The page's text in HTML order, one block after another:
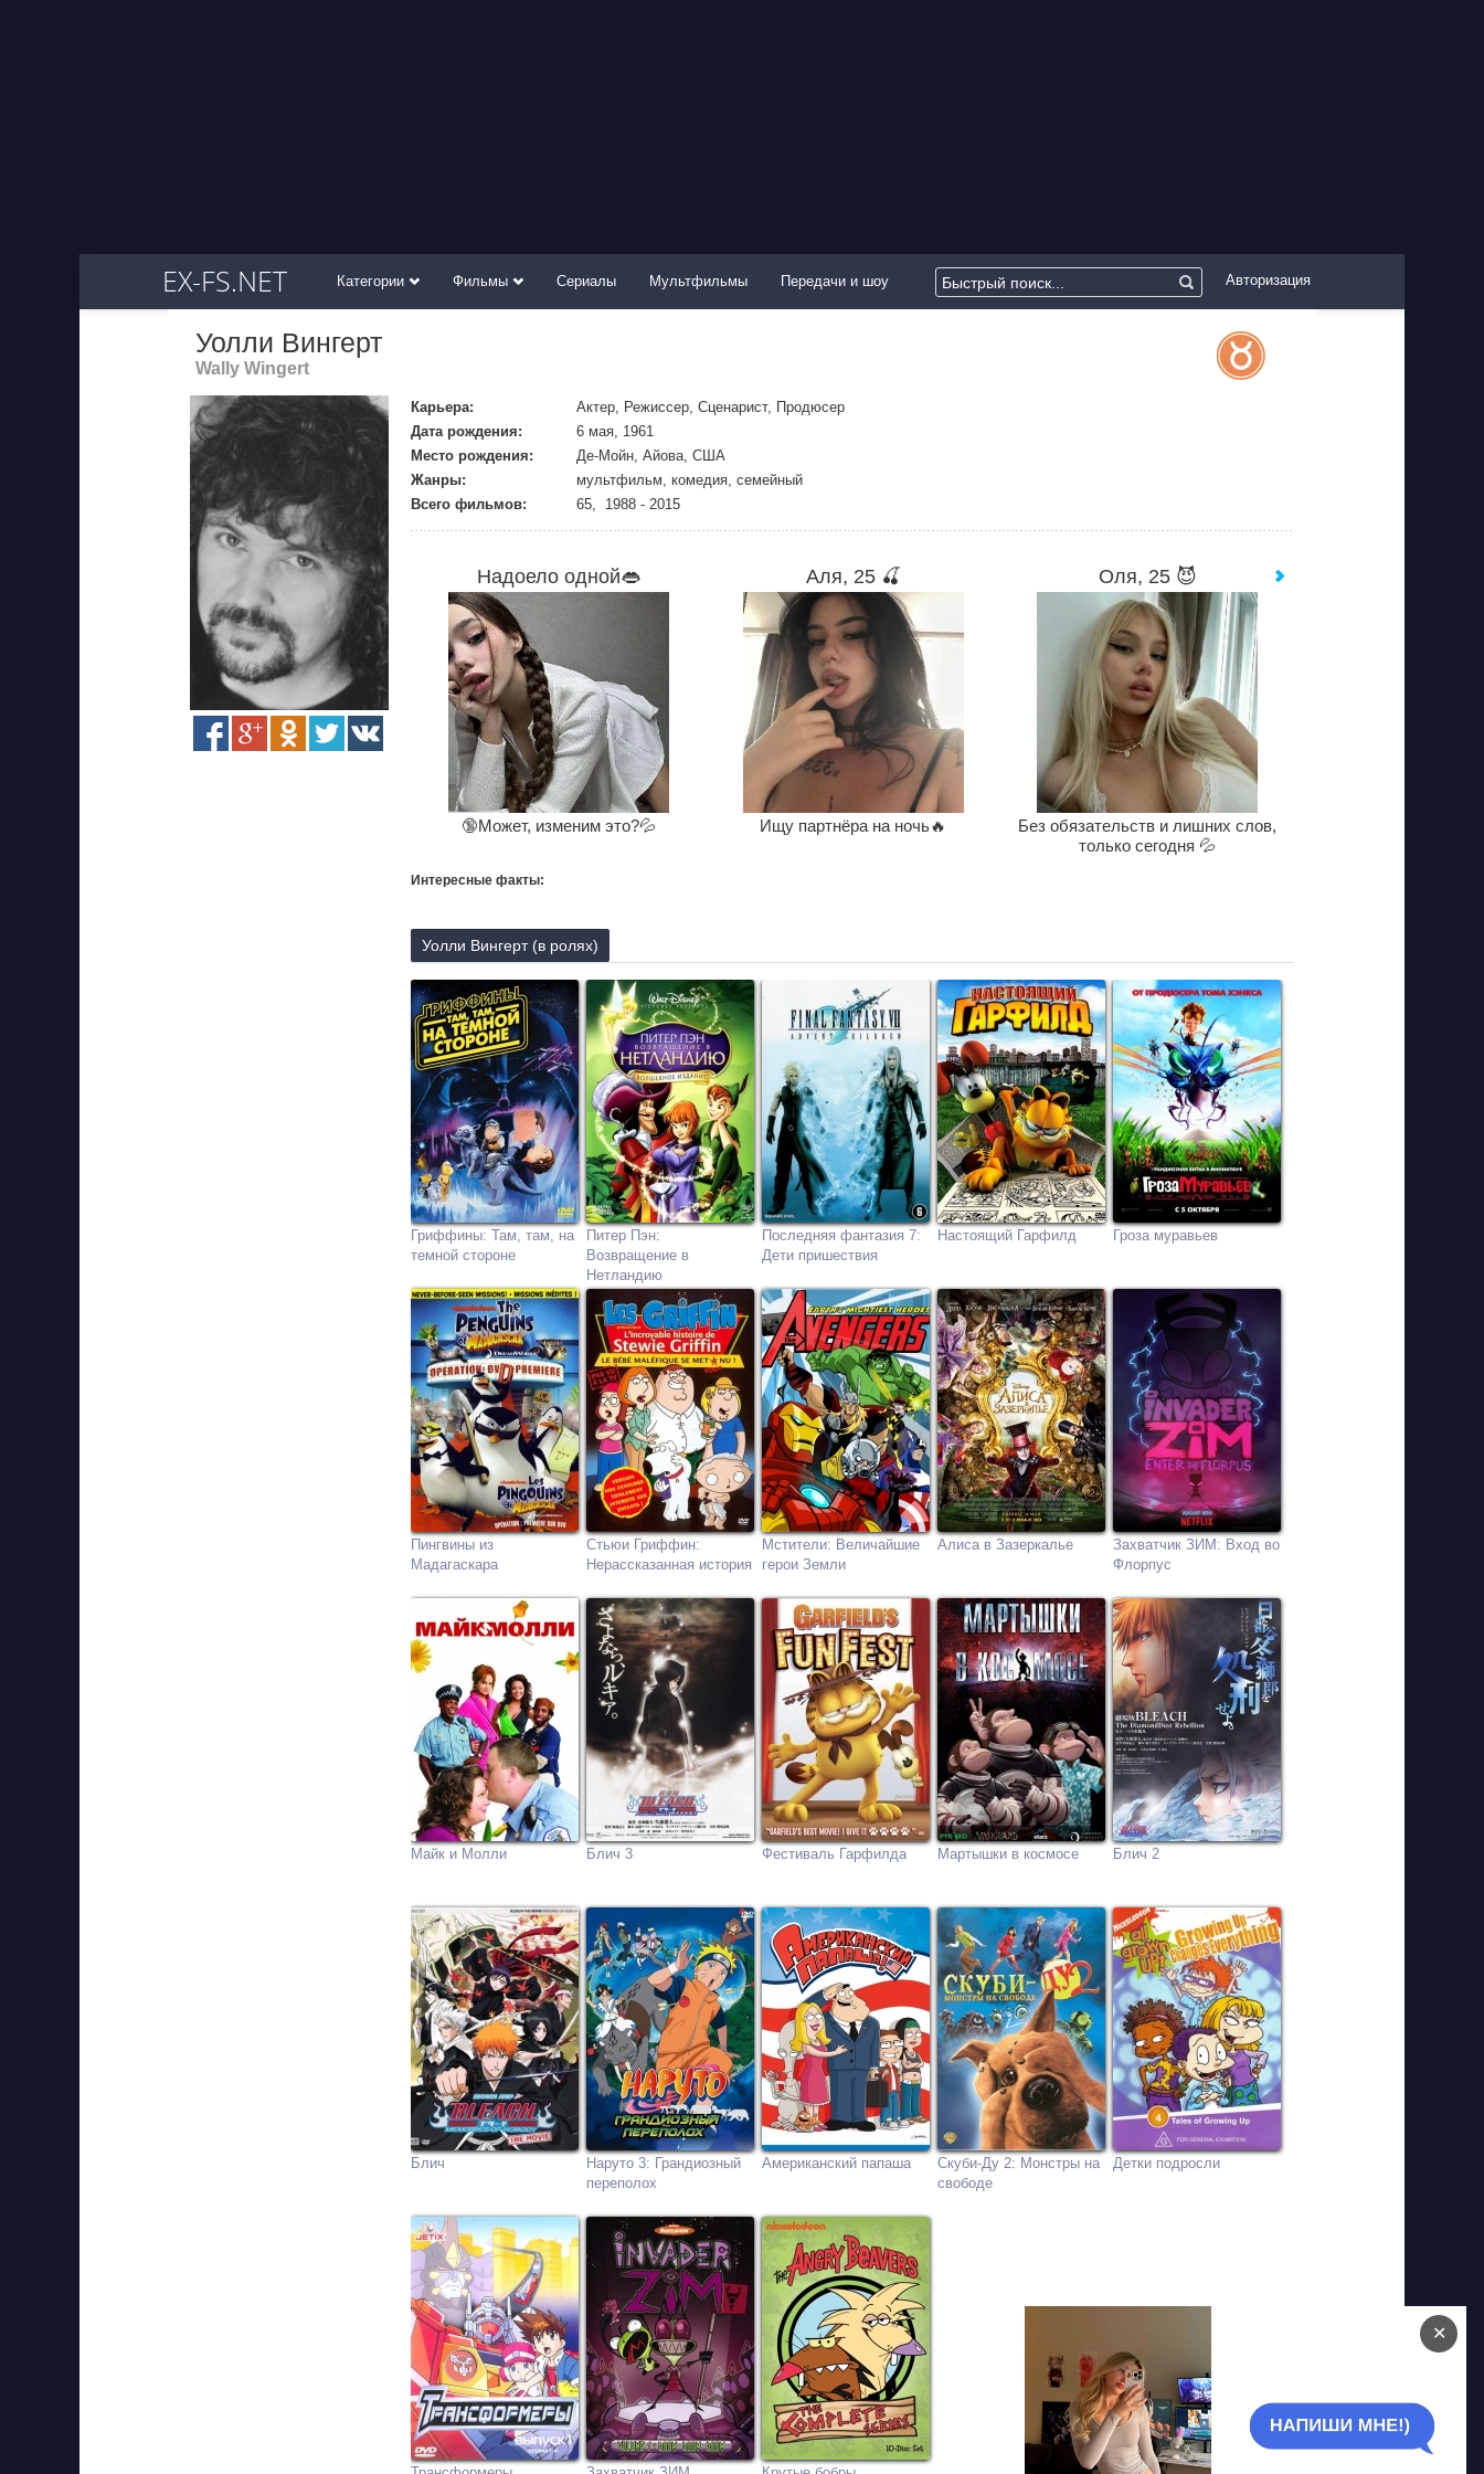
EX-FS.NET Категории Фильмы Сериалы Мультфильмы Передачи и шоу Авторизация
Уолли Вингерт
Wally Wingert
Карьера:
Актер, Режиссер, Сценарист, Продюсер
Дата рождения:
6 мая, 1961
Место рождения:
Де-Мойн, Айова, США
Жанры:
мультфильм, комедия, семейный
Всего фильмов:
65, 1988 - 2015
Надоело одной👄
🔞Может, изменим это?💦
Аля, 25 🍒
Ищу партнёра на ночь🔥
Оля, 25 😈
Без обязательств и лишних слов,
только сегодня 💦
Интересные факты:
Уолли Вингерт (в ролях)
Гриффины: Там, там, на
темной стороне
Питер Пэн:
Возвращение в
Нетландию
Последняя фантазия 7:
Дети пришествия
Настоящий Гарфилд Гроза муравьев
Пингвины из
Мадагаскара
Стьюи Гриффин:
Нерассказанная история
Мстители: Величайшие
герои Земли
Алиса в Зазеркалье
Захватчик ЗИМ: Вход во
Флорпус
Майк и Молли Блич 3 Фестиваль Гарфилда Мартышки в космосе Блич 2
Блич
Наруто 3: Грандиозный
переполох
Американский папаша
Скуби-Ду 2: Монстры на
свободе
Детки подросли
✕